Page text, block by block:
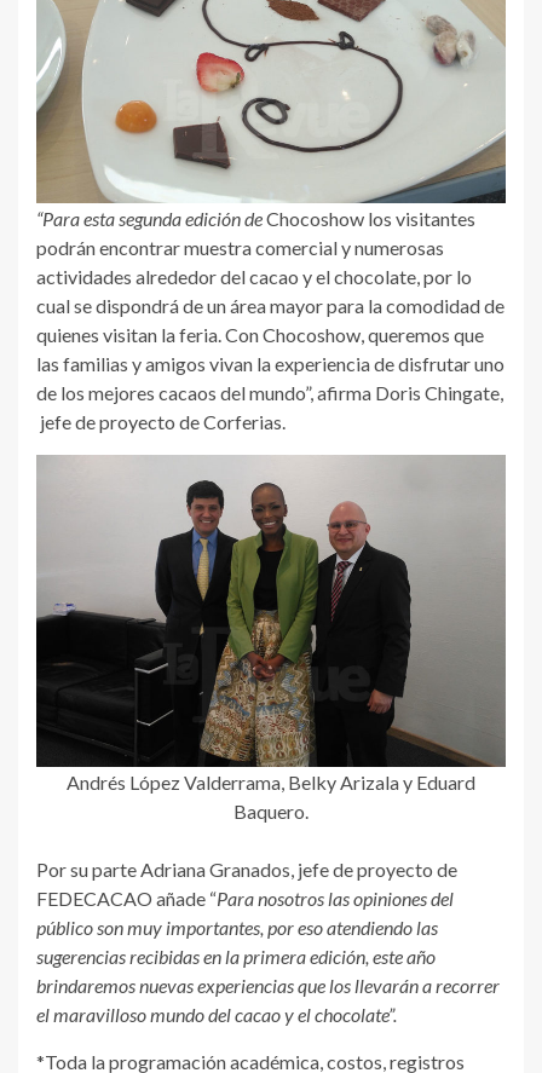
“Para esta segunda edición deChocoshow los visitantes
podrán encontrar muestra comercial y numerosas
actividades alrededor del cacao y el chocolate, por lo
cual se dispondrá de un área mayor para la comodidad de
quienes visitan la feria. Con Chocoshow, queremos que
las familias y amigos vivan la experiencia de disfrutar uno
de los mejores cacaos del mundo”, afirma Doris Chingate,
jefe de proyecto de Corferias.
Andrés López Valderrama, Belky Arizala y Eduard
Baquero.
Por su parte Adriana Granados, jefe de proyecto de
FEDECACAO añade “Para nosotros las opiniones del
público son muy importantes, por eso atendiendo las
sugerencias recibidas en la primera edición, este año
brindaremos nuevas experiencias que los llevarán a recorrer
el maravilloso mundo del cacao y el chocolate”.
*Toda la programación académica, costos, registros